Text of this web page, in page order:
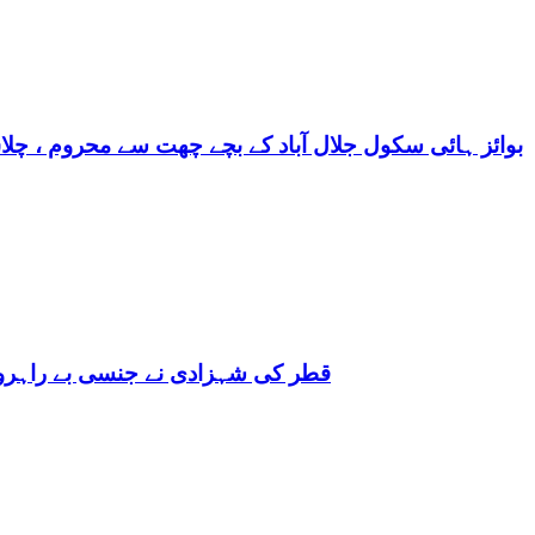
بوائز ہائی سکول جلال آباد کے بچے چھت سے محروم ،
قطر کی شہزادی نے جنسی بے راہروی میں مغرب کو